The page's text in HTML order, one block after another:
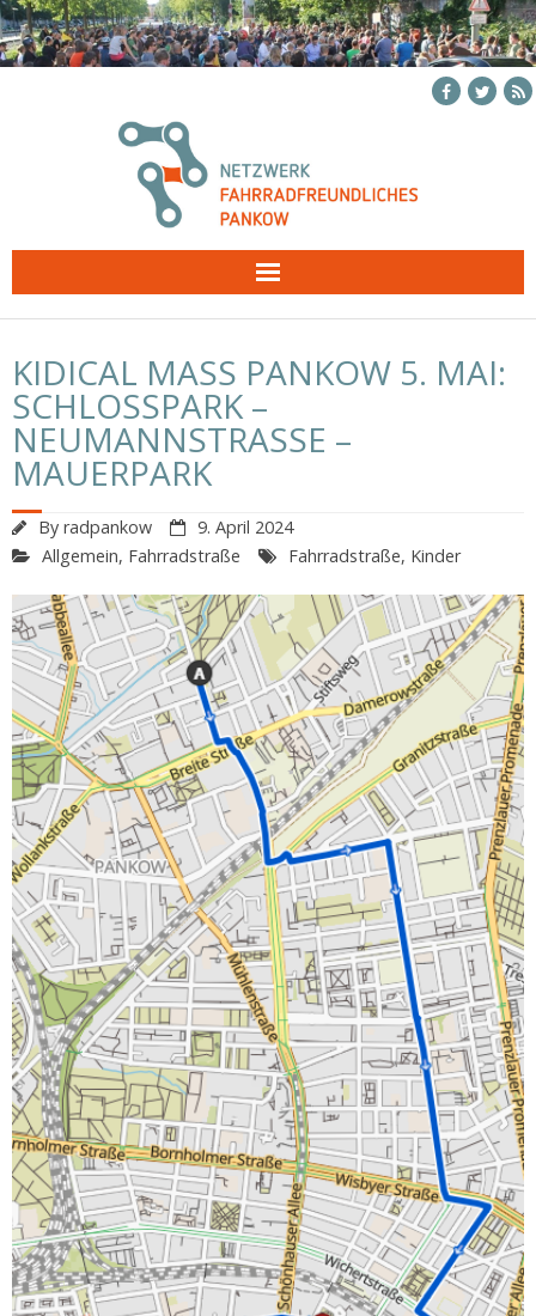
Skip
to
KIDICAL MASS PANKOW 5. MAI:
SCHLOSSPARK –
NEUMANNSTRASSE – M
AUERPARK
By radpankow
9. April 2024
Allgemein, Fahrradstraße Fahrradstraße, Kinder